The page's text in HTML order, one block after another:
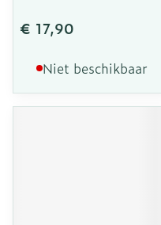
€ 17,90
Niet beschikbaar